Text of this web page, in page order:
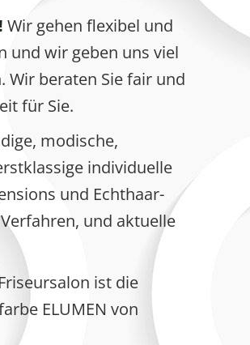
Wir gehen flexibel und
und wir geben uns viel
Wir beraten Sie fair und
für Sie.
modische,
individuelle
und Echthaar-
und aktuelle
ist die
ELUMEN von